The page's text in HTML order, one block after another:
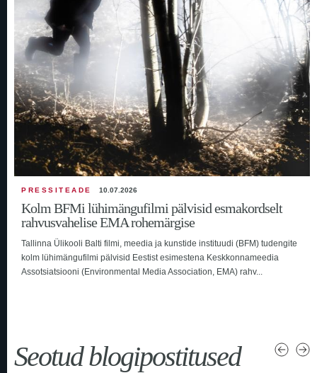
PRESSITEADE 10.07.2026
Kolm BFMi lühimängufilmi pälvisid esmakordselt
rahvusvahelise EMA rohemärgise
Tallinna Ülikooli Balti filmi, meedia ja kunstide instituudi (BFM) tudengite
kolm lühimängufilmi pälvisid Eestist esimestena Keskkonnameedia
Assotsiatsiooni (Environmental Media Association, EMA) rahv...
Seotud blogipostitused